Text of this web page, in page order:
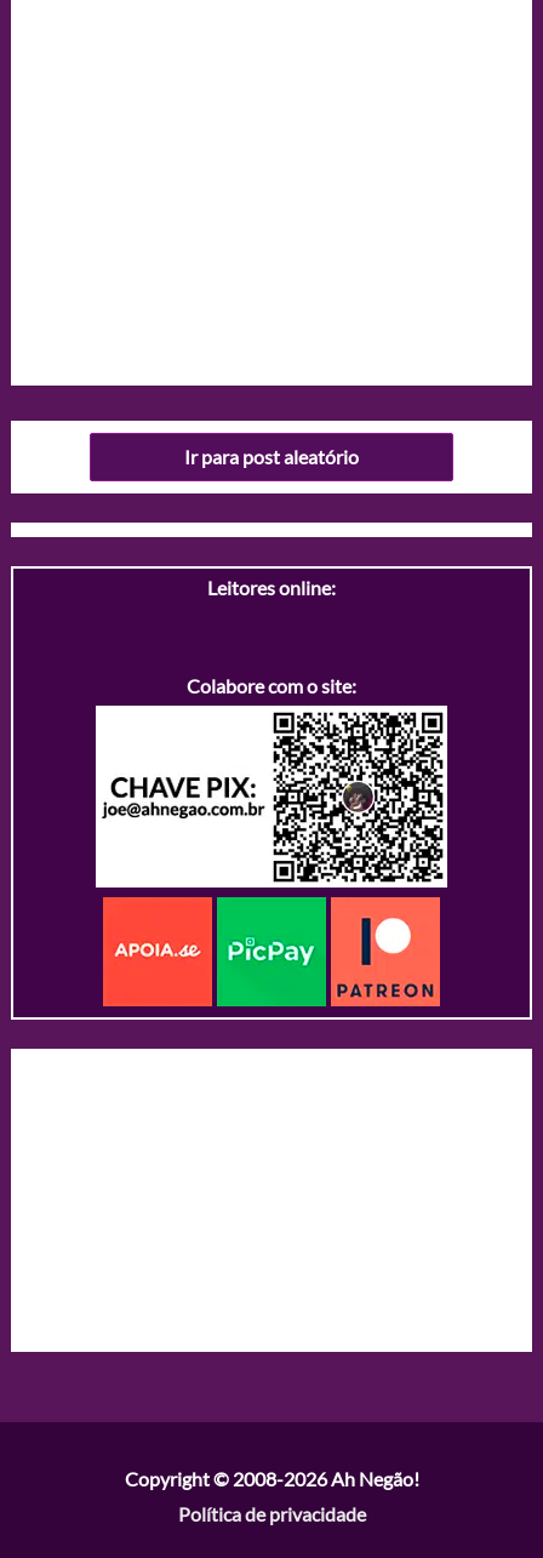
Ir para post aleatório
Leitores online:
Colabore com o site:
Copyright © 2008-2026Ah Negão!
Política de privacidade